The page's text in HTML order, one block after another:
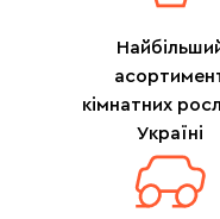
кімнатних
Україні